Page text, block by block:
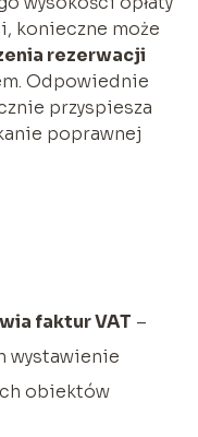
konieczne może
rezerwacji
Odpowiednie
przyspiesza
poprawnej
faktur VAT –
wystawienie
obiektów